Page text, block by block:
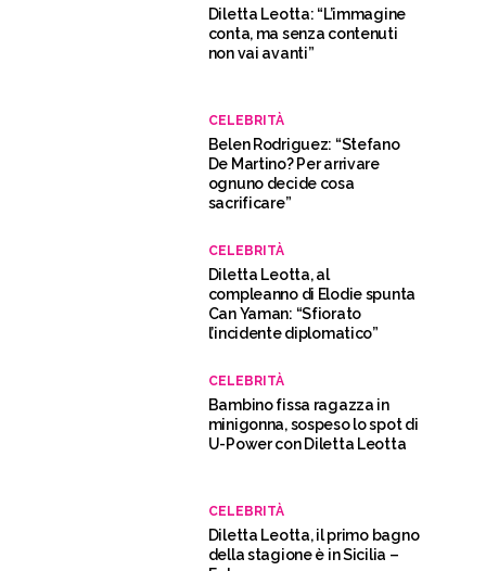
Diletta Leotta: “L’immagine
conta, ma senza contenuti
non vai avanti”
CELEBRITÀ
Belen Rodriguez: “Stefano
De Martino? Per arrivare
ognuno decide cosa
sacrificare”
CELEBRITÀ
Diletta Leotta, al
compleanno di Elodie spunta
Can Yaman: “Sfiorato
l’incidente diplomatico”
CELEBRITÀ
Bambino fissa ragazza in
minigonna, sospeso lo spot di
U-Power con Diletta Leotta
CELEBRITÀ
Diletta Leotta, il primo bagno
della stagione è in Sicilia –